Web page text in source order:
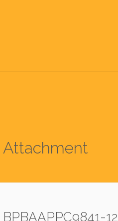
Attachment
BPBAAPPC9841-12